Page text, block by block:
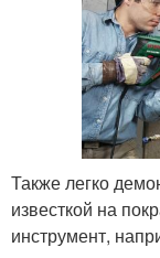
Также легко
известкой на
инструмент,